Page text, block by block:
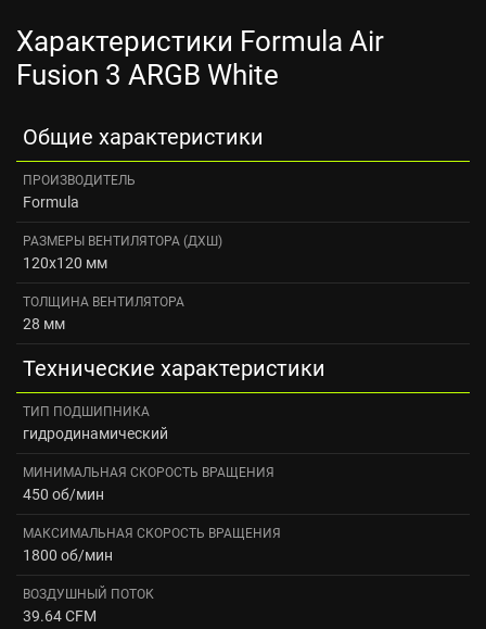
Характеристики Formula Air
Fusion 3 ARGB White
Общие характеристики
ПРОИЗВОДИТЕЛЬ
Formula
РАЗМЕРЫ ВЕНТИЛЯТОРА (ДXШ)
120x120 мм
ТОЛЩИНА ВЕНТИЛЯТОРА
28 мм
Технические характеристики
ТИП ПОДШИПНИКА
гидродинамический
МИНИМАЛЬНАЯ СКОРОСТЬ ВРАЩЕНИЯ
450 об/мин
МАКСИМАЛЬНАЯ СКОРОСТЬ ВРАЩЕНИЯ
1800 об/мин
ВОЗДУШНЫЙ ПОТОК
39.64 CFM